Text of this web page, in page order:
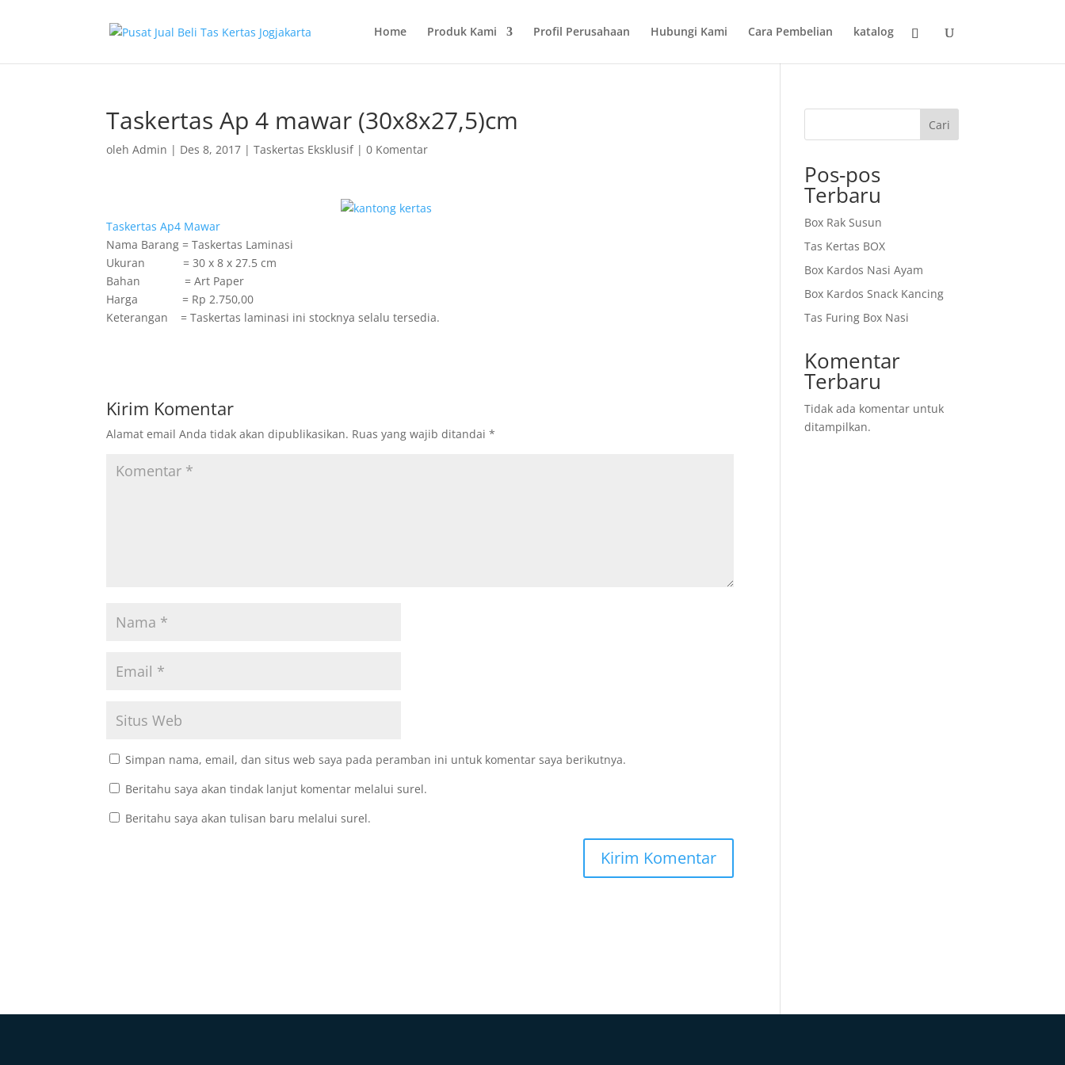
Home Produk Kami Profil Perusahaan Hubungi Kami Cara Pembelian katalog
Taskertas Ap 4 mawar (30x8x27,5)cm
olehAdmin | Des 8, 2017 |Taskertas Eksklusif|0 Komentar
Taskertas Ap4 Mawar
Nama Barang = Taskertas Laminasi
Ukuran = 30 x 8 x 27.5 cm
Bahan = Art Paper
Harga = Rp 2.750,00
Keterangan = Taskertas laminasi ini stocknya selalu tersedia.
Kirim Komentar
Alamat email Anda tidak akan dipublikasikan. Ruas yang wajib ditandai*
Simpan nama, email, dan situs web saya pada peramban ini untuk komentar saya berikutnya.
Beritahu saya akan tindak lanjut komentar melalui surel.
Beritahu saya akan tulisan baru melalui surel.
Cari
Pos-pos
Terbaru
Box Rak Susun
Tas Kertas BOX
Box Kardos Nasi Ayam
Box Kardos Snack Kancing
Tas Furing Box Nasi
Komentar
Terbaru
Tidak ada komentar untuk
ditampilkan.